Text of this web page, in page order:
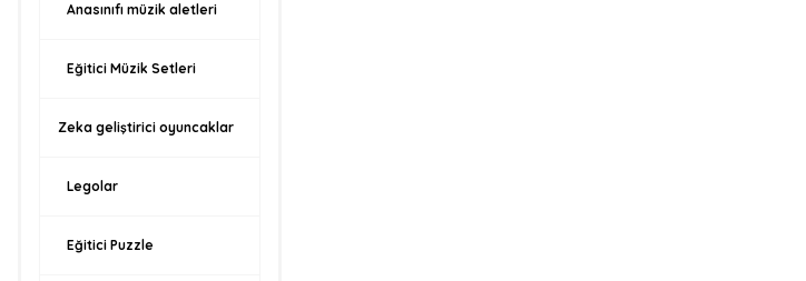
Anasınıfı müzik aletleri
Eğitici Müzik Setleri
Zeka geliştirici oyuncaklar
Legolar
Eğitici Puzzle